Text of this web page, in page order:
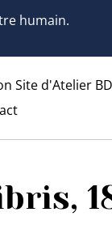
humain.
Site d'Atelier BD